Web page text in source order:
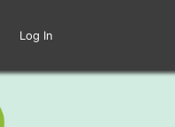
Log In